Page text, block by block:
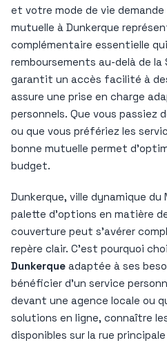
et votre mode de vie demande
mutuelle à Dunkerque
complémentaire essentielle
remboursements au-delà de la
garantit un accès facilité à
assure une prise en charge
personnels. Que vous passiez
ou que vous préfériez les
bonne mutuelle permet
budget.
Dunkerque, ville dynamique du
palette d’options en matière
couverture peut s’avérer
repère clair. C’est pourquoi
Dunkerque adaptée à ses
bénéficier d’un service
devant une agence locale ou
solutions en ligne, connaître
disponibles sur la rue